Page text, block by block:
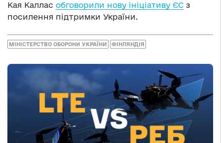
Кая Каллас обговорили нову ініціативу ЄС з
посилення підтримки України.
МІНІСТЕРСТВО ОБОРОНИ УКРАЇНИ ФІНЛЯНДІЯ